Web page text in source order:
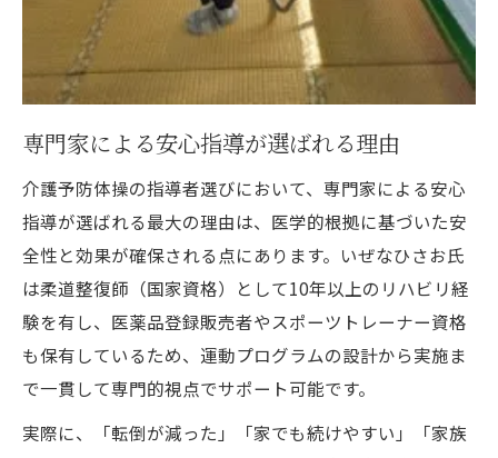
専門家による安心指導が選ばれる理由
介護予防体操の指導者選びにおいて、専門家による安心
指導が選ばれる最大の理由は、医学的根拠に基づいた安
全性と効果が確保される点にあります。いぜなひさお氏
は柔道整復師（国家資格）として10年以上のリハビリ経
験を有し、医薬品登録販売者やスポーツトレーナー資格
も保有しているため、運動プログラムの設計から実施ま
で一貫して専門的視点でサポート可能です。
実際に、「転倒が減った」「家でも続けやすい」「家族